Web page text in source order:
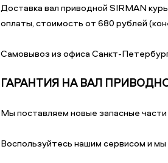
Доставка вал приводной SIRMAN
оплаты, стоимость от 680 рублей
Самовывоз из офиса Санкт-
ГАРАНТИЯ НА ВАЛ
Мы поставляем новые запасные
Воспользуйтесь нашим сервисом и